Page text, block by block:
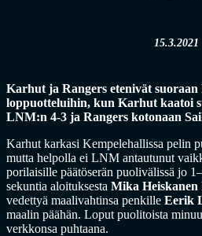
15.3.2021
Karhut ja Rangers etenivät suoraan
loppuotteluihin, kun Karhut kaatoi
LNM:n 4-3 ja Rangers kotonaan
Karhut karkasi Kempelehallissa pelin
mutta helpolla ei LNM antautunut
porilaisille päätöserän puolivälissä jo
sekuntia aloituksesta Mika Heiskanen
vedettyä maalivahtinsa penkille Eerik
maalin päähän. Loput puolitoista
verkkonsa puhtaana.